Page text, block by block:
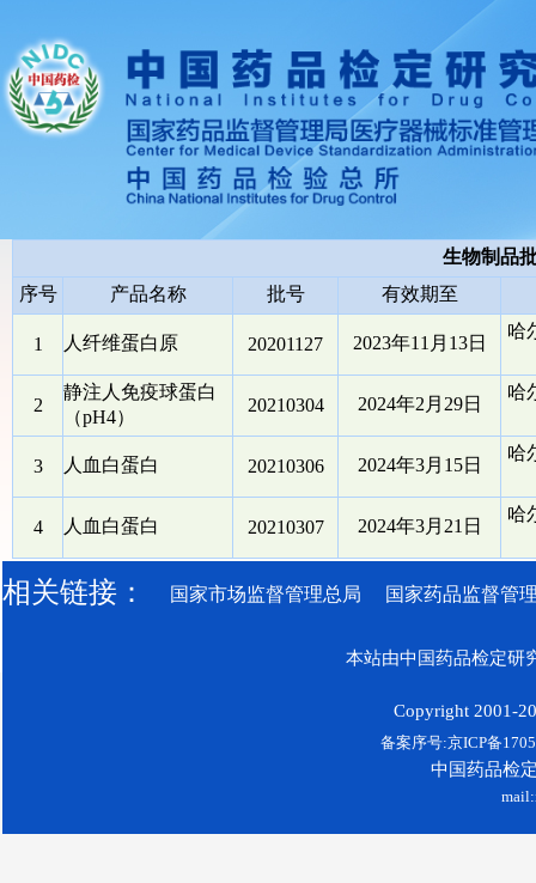
生物制品
序号
产品名称 批号 有效期至
1 人纤维蛋白原 20201127 2023年11月13日
哈
2
静注人免疫球蛋白
（pH4）
20210304 2024年2月29日
哈
3 人血白蛋白 20210306 2024年3月15日
哈
4 人血白蛋白 20210307 2024年3月21日
哈
相关链接： 国家市场监督管理总局 国家药品监督管
本站由中国药品检定研
Copyright 2001-
备案序号:京ICP备
中国药品检